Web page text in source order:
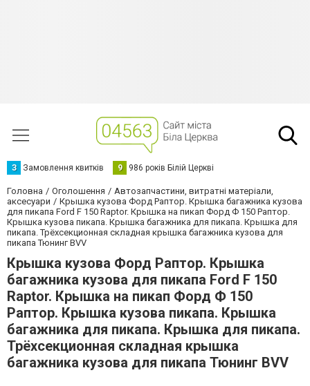
З Замовлення квитків 9 986 років Білій Церкві
Головна Оголошення
Автозапчастини, витратні матеріали,
аксесуари
Крышка кузова Форд Раптор. Крышка багажника кузова
для пикапа Ford F 150 Raptor. Крышка на пикап Форд Ф 150 Раптор.
Крышка кузова пикапа. Крышка багажника для пикапа. Крышка для
пикапа. Трёхсекционная складная крышка багажника кузова для
пикапа Тюнинг BVV
Крышка кузова Форд Раптор. Крышка
багажника кузова для пикапа Ford F 150
Raptor. Крышка на пикап Форд Ф 150
Раптор. Крышка кузова пикапа. Крышка
багажника для пикапа. Крышка для пикапа.
Трёхсекционная складная крышка
багажника кузова для пикапа Тюнинг BVV